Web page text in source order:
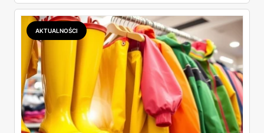
kosztuje i po czym poznać, że sprzedawca nie wciska nam
podróbki. Spisałam wszystko, czego się dowiedziałam —
łącznie z jedną wpadką, o której za chwilę.
AKTUALNOŚCI